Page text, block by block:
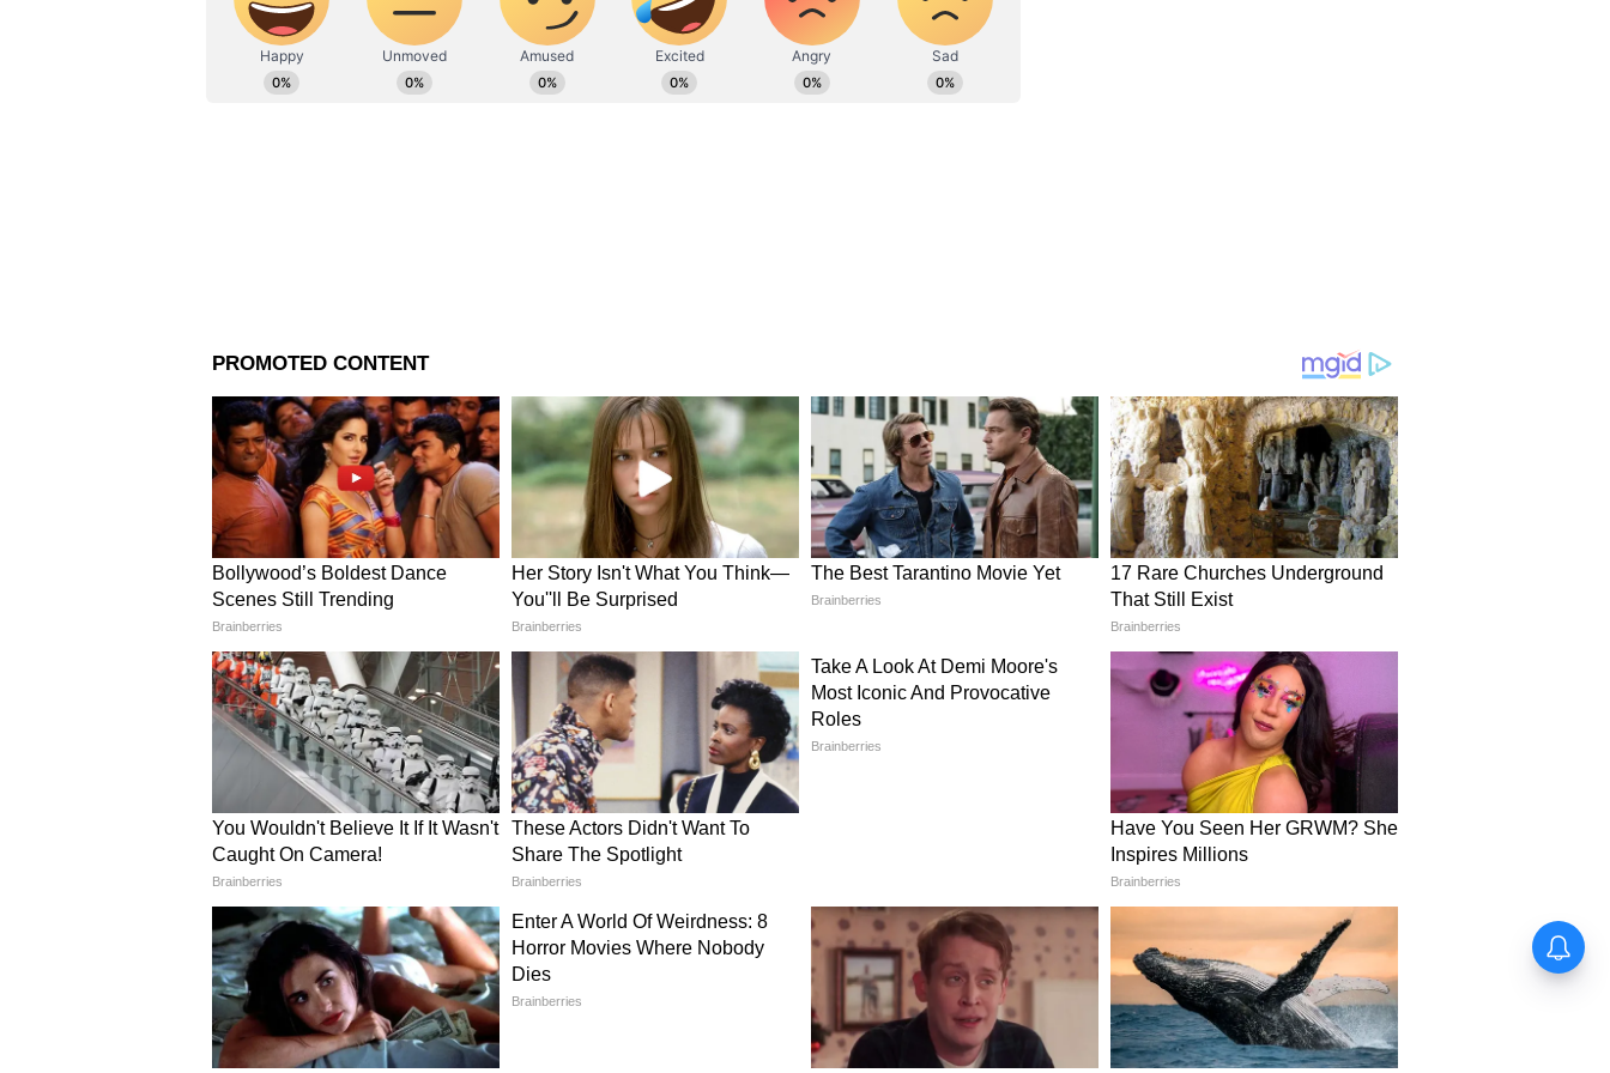
ইডেন গার্ডেন্সে শ্রীলঙ্কার বিরুদ্ধে সিরিজের দ্বিতীয় ওডিআই ম্যাচে শ্রীলঙ্কাকে ৪ উইকেটে
হারিয়ে দিল ভারত। সেই সঙ্গে ১ ম্যাচ বাকি থাকতেই সিরিজ জিতে নিল ভারতীয় দল।
ইডেনে অসাধারণ পারফরম্যান্স দেখিয়ে ম্যাচের সেরা নির্বাচিত হলেন কুলদীপ যাদব।
ভালো পারফরম্যান্স দেখিয়েও ভারতীয় দলের হয়ে নিয়মিত খেলার সুযোগ পাচ্ছেন না।
তবে যখনই সুযোগ পাচ্ছেন নিজের সেরাটা দিচ্ছেন চায়নাম্যান স্পিনার কুলদীপ যাদব।
তিনি জানিয়েছেন, বোলিং উপভোগ করছেন। নিজের দক্ষতার উপর ভরসা রয়েছে তাঁর।
বিস্তারিত দেখুন-
ভারতের বিরুদ্ধে ওডিআই সিরিজে খেললেও, টি-২০ সিরিজে বিশ্রাম দেওয়া হচ্ছে
নিউজিল্যান্ডের অধিনায়ক কেন উইলিয়ামসন ও অভিজ্ঞ পেসার টিম সাউদিকে। এই সিরিজে
কিউয়িদের নেতৃত্বে থাকবেন অফস্পিনার মিচেল স্যান্টনার।
বিস্তারিত দেখুন-
আফগানিস্তানের বিরুদ্ধে ওডিআই সিরিজ খেলবে না বলে জানিয়ে দিল ক্রিকেট অস্ট্রেলিয়া।
এই সিদ্ধান্তে ক্ষুব্ধ আফগানিস্তানের তারকা অলরাউন্ডার রশিদ খান। তিনি জানিয়েছেন, বিগ
ব্যাশ লিগে আর খেলবেন কি না, সে ব্যাপারে ভেবে দেখবেন।
বিস্তারিত দেখুন-
এসএ২০ লিগের ম্যাচে সানরাইজার্স ইস্টার্ন কেপকে ২৩ রানে হারিয়ে দিল প্রিটোরিয়া
ক্যাপিটালস। প্রথমে ব্যাটিং করতে নেমে ৬ উইকেটে ১৯৩ রান করে সানরাইজার্স ইস্টার্ন
কেপ। জবাবে ৫ উইকেটে ১৭০ রান করে প্রিটোরিয়া ক্যাপিটালস।
রঞ্জি ট্রফির ম্যাচে অসমের বিরুদ্ধে মুম্বইয়ের হয়ে অসাধারণ রেকর্ড গড়লেন পৃথ্বী শ। এই
তারকা ব্যাটার ৩৮২ বলে ৩৭৯ রান করলেন। তিনিই এখন মুম্বইয়ের হয়ে রঞ্জি ট্রফিতে এক